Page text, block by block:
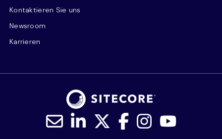
Kontaktieren Sie uns
Newsroom
Karrieren